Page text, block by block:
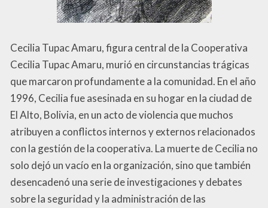
Cecilia Tupac Amaru, figura central de la Cooperativa
Cecilia Tupac Amaru, murió en circunstancias trágicas
que marcaron profundamente a la comunidad. En el año
1996, Cecilia fue asesinada en su hogar en la ciudad de
El Alto, Bolivia, en un acto de violencia que muchos
atribuyen a conflictos internos y externos relacionados
con la gestión de la cooperativa. La muerte de Cecilia no
solo dejó un vacío en la organización, sino que también
desencadenó una serie de investigaciones y debates
sobre la seguridad y la administración de las